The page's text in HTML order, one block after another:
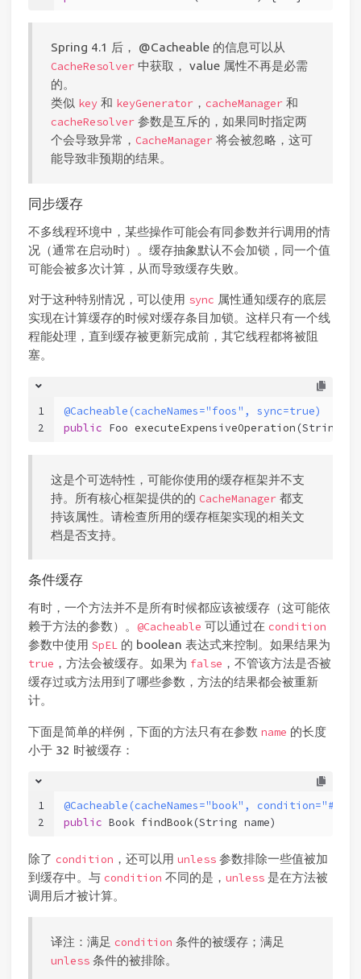
Spring 4.1 后， @Cacheable 的信息可以从
CacheResolver 中获取， value 属性不再是必需
的。
类似 key 和 keyGenerator ， cacheManager 和
cacheResolver 参数是互斥的，如果同时指定两
个会导致异常，CacheManager 将会被忽略，这可
能导致非预期的结果。
同步缓存
不多线程环境中，某些操作可能会有同参数并行调用的情
况（通常在启动时）。缓存抽象默认不会加锁，同一个值
可能会被多次计算，从而导致缓存失败。
对于这种特别情况，可以使用 sync 属性通知缓存的底层
实现在计算缓存的时候对缓存条目加锁。这样只有一个线
程能处理，直到缓存被更新完成前，其它线程都将被阻
塞。
1
2
@Cacheable(cacheNames="foos", sync=true)
public Foo executeExpensiveOperation (String
这是个可选特性，可能你使用的缓存框架并不支
持。所有核心框架提供的的CacheManager 都支
持该属性。请检查所用的缓存框架实现的相关文
档是否支持。
条件缓存
有时，一个方法并不是所有时候都应该被缓存（这可能依
赖于方法的参数）。 @Cacheable 可以通过在 condition
参数中使用 SpEL 的 boolean 表达式来控制。如果结果为
true ，方法会被缓存。如果为 false ，不管该方法是否被
缓存过或方法用到了哪些参数，方法的结果都会被重新
计。
下面是简单的样例，下面的方法只有在参数 name 的长度
小于 32 时被缓存：
1
2
@Cacheable(cacheNames="book",
public Book findBook(String name)
除了 condition ，还可以用 unless 参数排除一些值被加
到缓存中。与 condition 不同的是， unless 是在方法被
调用后才被计算。
译注：满足 condition 条件的被缓存；满足
unless 条件的被排除。